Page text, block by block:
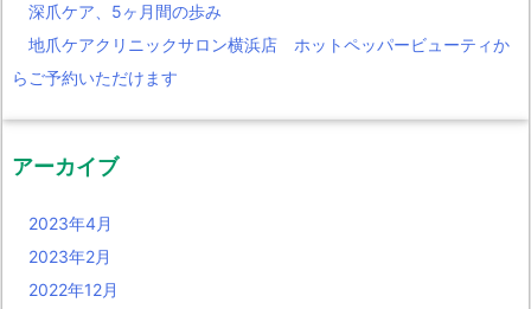
深爪ケア、5ヶ月間の歩み
地爪ケアクリニックサロン横浜店 ホットペッパービューティか
らご予約いただけます
アーカイブ
2023年4月
2023年2月
2022年12月